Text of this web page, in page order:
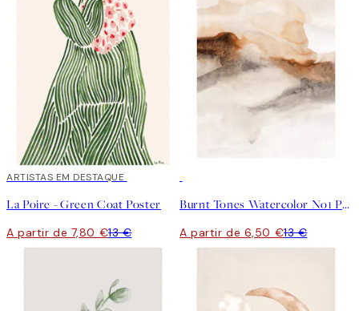
40%*
ARTISTAS EM DESTAQUE
La Poire - Green Coat Poster
A partir de 7,80 €13 €
Burnt Tones Watercolor No1 Poster
A partir de 6,50 €13 €